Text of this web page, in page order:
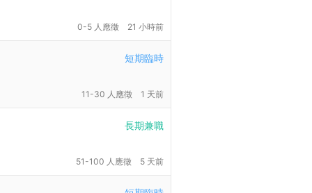
0-5 人應徵 21 小時前
短期臨時
11-30 人應徵 1 天前
長期兼職
51-100 人應徵 5 天前